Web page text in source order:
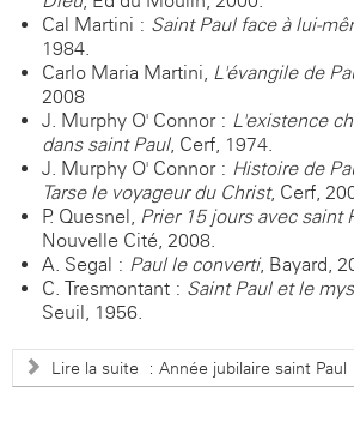
Cal Martini : Saint Paul face à lui-
1984.
Carlo Maria Martini, L'évangile de
2008
J. Murphy O' Connor : L'existence
dans saint Paul, Cerf, 1974.
J. Murphy O' Connor : Histoire de
Tarse le voyageur du Christ, Cerf,
P. Quesnel, Prier 15 jours avec saint
Nouvelle Cité, 2008.
A. Segal : Paul le converti, Bayard,
C. Tresmontant : Saint Paul et le
Seuil, 1956.
Lire la suite : Année jubilaire saint Paul